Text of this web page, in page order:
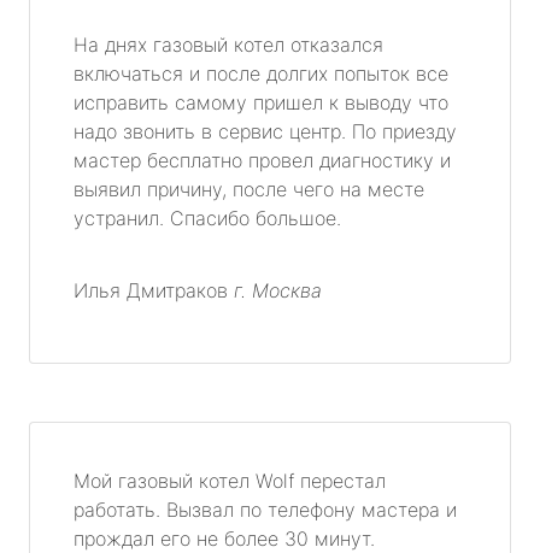
На днях газовый котел отказался
включаться и после долгих попыток все
исправить самому пришел к выводу что
надо звонить в сервис центр. По приезду
мастер бесплатно провел диагностику и
выявил причину, после чего на месте
устранил. Спасибо большое.
Илья Дмитраков г. Москва
Мой газовый котел Wolf перестал
работать. Вызвал по телефону мастера и
прождал его не более 30 минут.